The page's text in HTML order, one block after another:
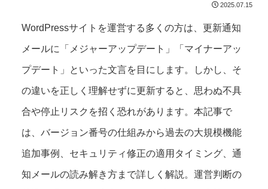
2025.07.15
WordPressサイトを運営する多くの方は、更新通知
メールに「メジャーアップデート」「マイナーアッ
プデート」といった文言を目にします。しかし、そ
の違いを正しく理解せずに更新すると、思わぬ不具
合や停止リスクを招く恐れがあります。本記事で
は、バージョン番号の仕組みから過去の大規模機能
追加事例、セキュリティ修正の適用タイミング、通
知メールの読み解き方まで詳しく解説。運営判断の